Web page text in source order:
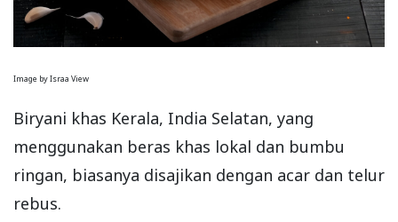
Image by Israa View
Biryani khas Kerala, India Selatan, yang
menggunakan beras khas lokal dan bumbu
ringan, biasanya disajikan dengan acar dan telur
rebus.